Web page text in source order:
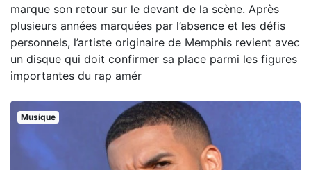
marque son retour sur le devant de la scène. Après
plusieurs années marquées par l’absence et les défis
personnels, l’artiste originaire de Memphis revient avec
un disque qui doit confirmer sa place parmi les figures
importantes du rap amér
Musique